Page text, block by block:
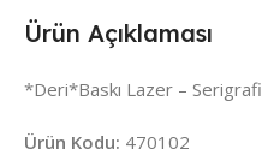
Ürün Açıklaması
*Deri*Baskı Lazer – Serigrafi
Ürün Kodu: 470102